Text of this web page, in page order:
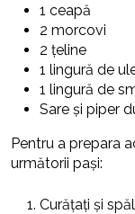
1 ceapă
2 morcovi
2 țeline
1 lingură de
1 lingură de
Sare și piper
Pentru a prepara
următorii pași:
Curățați și